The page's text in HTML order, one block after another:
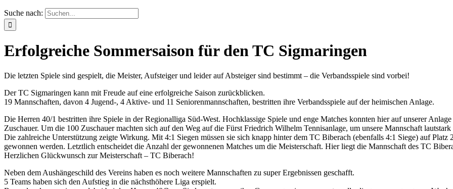
Suche nach:
Erfolgreiche Sommersaison für den TC Sigmaringen
Die letzten Spiele sind gespielt, die Meister, Aufsteiger und leider auf Absteiger sind bestimmt – die Verbandsspiele sind vorbei!
Der TC Sigmaringen kann mit Freude auf eine erfolgreiche Saison zurückblicken.
19 Mannschaften, davon 4 Jugend-, 4 Aktive- und 11 Seniorenmannschaften, bestritten ihre Verbandsspiele auf der heimischen Anlage.
Die Herren 40/1 bestritten ihre Spiele in der Regionalliga Süd-West. Hochklassige Spiele und enge Matches konnten hier auf unserer
Zuschauer. Um die 100 Zuschauer machten sich auf den Weg auf die Fürst Friedrich Wilhelm Tennisanlage, um unsere Mannschaft lautstark
Die zahlreiche Unterstützung zeigte Wirkung. Mit 4:1 Siegen müssen sie sich knapp hinter dem TC Biberach (ebenfalls 4:1 Siege) auf
gewonnen werden. Letztlich entscheidet die Anzahl der gewonnenen Matches um die Meisterschaft. Hier liegt die Mannschaft des TC
Herzlichen Glückwunsch zur Meisterschaft – TC Biberach!
Neben dem Aushängeschild des Vereins haben es noch weitere Mannschaften zu super Ergebnissen geschafft.
5 Teams haben sich den Aufstieg in die nächsthöhere Liga erspielt.